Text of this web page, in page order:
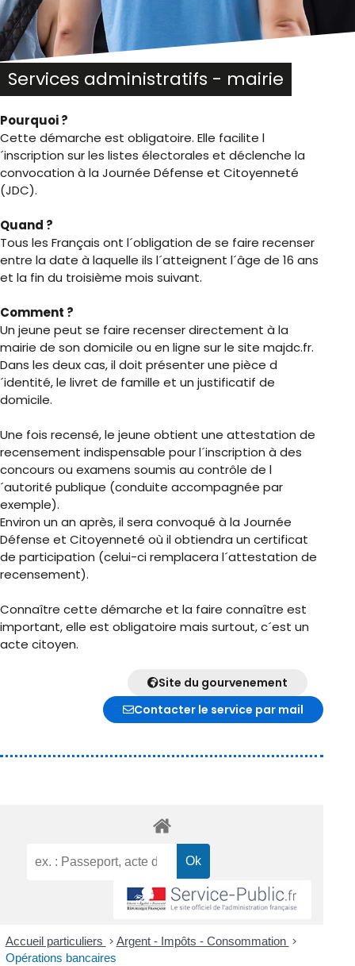
Services administratifs - mairie
Pourquoi ?
Cette démarche est obligatoire. Elle facilite l
´inscription sur les listes électorales et déclenche la
convocation à la Journée Défense et Citoyenneté
(JDC).
Quand ?
Tous les Français ont l´obligation de se faire recenser
entre la date à laquelle ils l´atteignent l´âge de 16 ans
et la fin du troisième mois suivant.
Comment ?
Un jeune peut se faire recenser directement à la
mairie de son domicile ou en ligne sur le site majdc.fr.
Dans les deux cas, il doit présenter une pièce d
´identité, le livret de famille et un justificatif de
domicile.
Une fois recensé, le jeune obtient une attestation de
recensement indispensable pour l´inscription à des
concours ou examens soumis au contrôle de l
´autorité publique (conduite accompagnée par
exemple).
Environ un an après, il sera convoqué à la Journée
Défense et Citoyenneté où il obtiendra un certificat
de participation (celui-ci remplacera l´attestation de
recensement).
Connaître cette démarche et la faire connaître est
important, elle est obligatoire mais surtout, c´est un
acte citoyen.
Site du gourvenement
Contacter le service par mail
Accueil particuliers > Argent - Impôts - Consommation >
Opérations bancaires